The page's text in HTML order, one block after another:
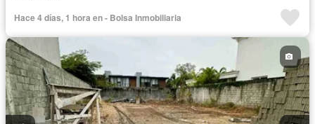
Hace 4 días, 1 hora en - Bolsa Inmobiliaria